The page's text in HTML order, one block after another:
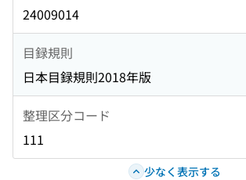
24009014
目録規則
日本目録規則2018年版
整理区分コード
111
少なく表示する